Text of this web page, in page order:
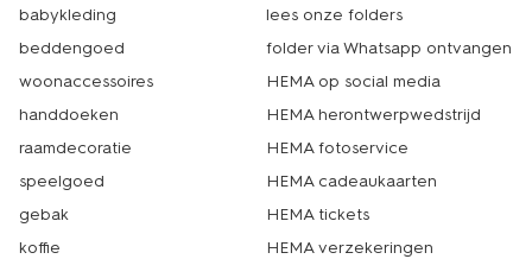
babykleding
beddengoed
woonaccessoires
handdoeken
raamdecoratie
speelgoed
gebak
koffie
lees onze folders
folder via Whatsapp ontvangen
HEMA op social media
HEMA herontwerpwedstrijd
HEMA fotoservice
HEMA cadeaukaarten
HEMA tickets
HEMA verzekeringen